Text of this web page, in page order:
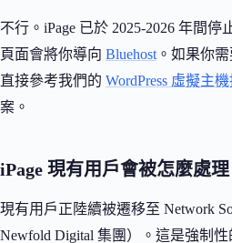
不行。iPage 已於 2025-2026 年間停
頁面會將你導向 Bluehost 。如果你
直接參考我們的 WordPress 虛擬主
案。
iPage 現有用戶會被怎麼處理
現有用戶正陸續被遷移至 Network
Newfold Digital 集團）。這是強制